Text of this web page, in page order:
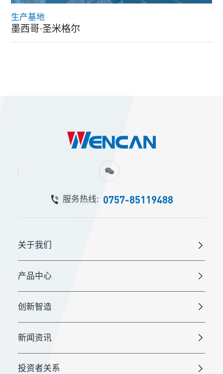
生产基地
墨西哥·圣米格尔
服务热线: 0757-85119488
关于我们
产品中心
创新智造
新闻资讯
投资者关系